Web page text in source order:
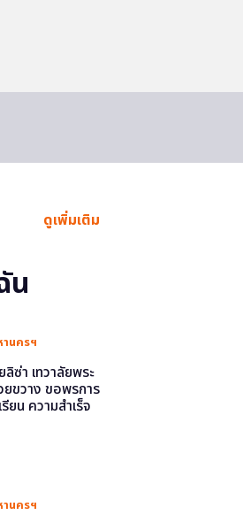
ดูเพิ่มเติม
น
านครฯ
ซ่า เทวาลัยพระ
ขวาง ขอพรการ
ยน ความสำเร็จ
านครฯ